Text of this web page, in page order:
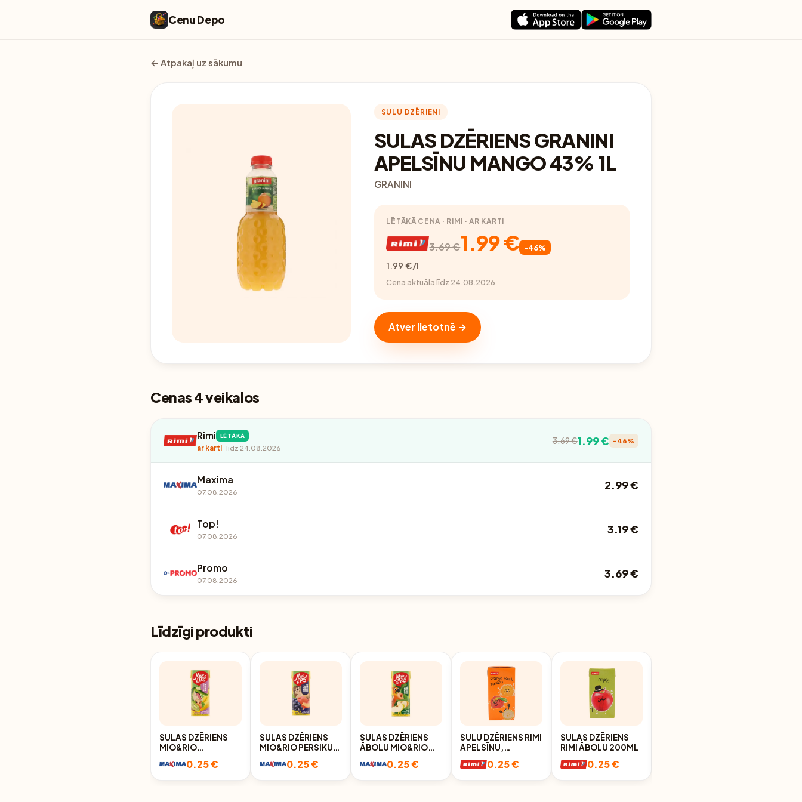
Cenu Depo
← Atpakaļ uz sākumu
SULU DZĒRIENI
SULAS DZĒRIENS GRANINI
APELSĪNU MANGO 43% 1L
GRANINI
LĒTĀKĀ CENA · RIMI · AR KARTI
3.69 €1.99 € -46%
1.99 €/l
Cena aktuāla līdz 24.08.2026
Atver lietotnē →
Cenas 4 veikalos
Rimi LĒTĀKĀ
ar karti· līdz 24.08.2026
3.69 €1.99 € -46%
Maxima
07.08.2026
2.99 €
Top!
07.08.2026
3.19 €
Promo
07.08.2026
3.69 €
Līdzīgi produkti
SULAS DZĒRIENS
MIO&RIO
0.25 €
SULAS DZĒRIENS
MIO&RIO PERSIKU-
0.25 €
SULAS DZĒRIENS
ĀBOLU MIO&RIO
0.25 €
SULU DZĒRIENS RIMI
APELSĪNU,
BANĀNU, PERSIKU
200ML0.25 €
SULAS DZĒRIENS
RIMI ĀBOLU 200ML
0.25 €